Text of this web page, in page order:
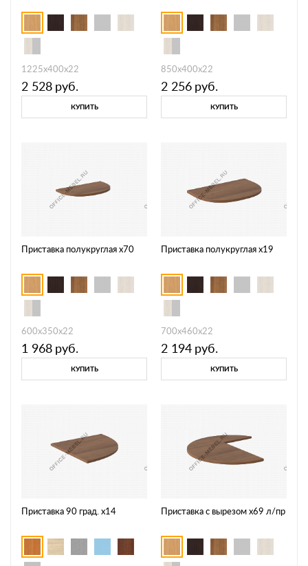
1225х400х22
2 528 руб.
КУПИТЬ
850х400х22
2 256 руб.
КУПИТЬ
Приставка полукруглая х70
600х350х22
1 968 руб.
КУПИТЬ
Приставка полукруглая х19
700х460х22
2 194 руб.
КУПИТЬ
Приставка 90 град. х14 Приставка с вырезом х69 л/пр